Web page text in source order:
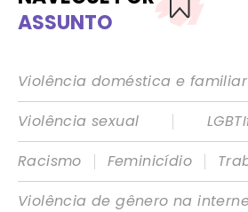
ASSUNTO
Violência doméstica e familiar
Violência sexual
|
Racismo
| Feminicídio |
Violência de gênero na